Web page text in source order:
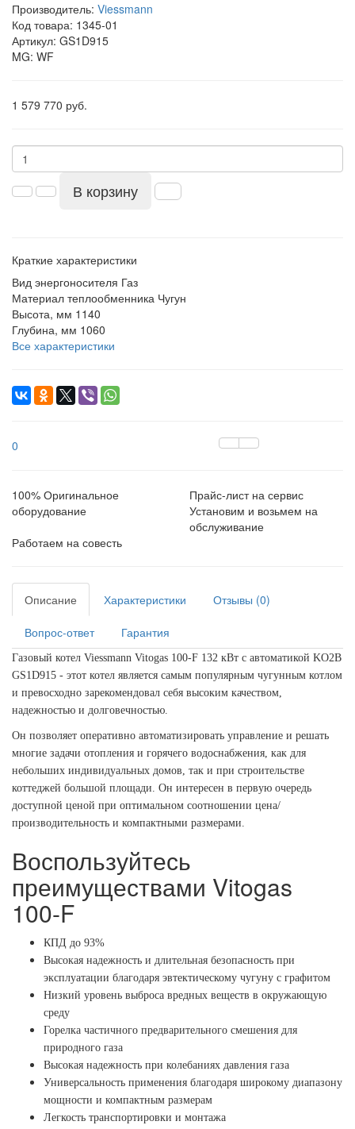
Производитель: Viessmann
Код товара: 1345-01
Артикул: GS1D915
MG: WF
1 579 770 руб.
В корзину
Краткие характеристики
Вид энергоносителя Газ
Материал теплообменника Чугун
Высота, мм 1140
Глубина, мм 1060
Все характеристики
0
100% Оригинальное
оборудование
Прайс-лист на сервис
Установим и возьмем на
обслуживание
Работаем на совесть
Описание Характеристики Отзывы (0)
Вопрос-ответ Гарантия
Газовый котел Viessmann Vitogas 100-F 132 кВт c автоматикой KO2B
GS1D915 - этот котел является самым популярным чугунным котлом
и превосходно зарекомендовал себя высоким качеством,
надежностью и долговечностью.
Он позволяет оперативно автоматизировать управление и решать
многие задачи отопления и горячего водоснабжения, как для
небольших индивидуальных домов, так и при строительстве
коттеджей большой площади. Он интересен в первую очередь
доступной ценой при оптимальном соотношении цена/
производительность и компактными размерами.
Воспользуйтесь
преимуществами Vitogas
100-F
КПД до 93%
Высокая надежность и длительная безопасность при
эксплуатации благодаря эвтектическому чугуну с графитом
Низкий уровень выброса вредных веществ в окружающую
среду
Горелка частичного предварительного смешения для
природного газа
Высокая надежность при колебаниях давления газа
Универсальность применения благодаря широкому диапазону
мощности и компактным размерам
Легкость транспортировки и монтажа